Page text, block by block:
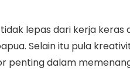
lepas dari kerja
Selain itu pula
penting dalam